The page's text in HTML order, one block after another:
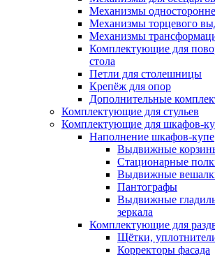
Механизмы
Механизмы торцевого
Механизмы
Комплектующие для
стола
Петли для столешницы
Крепёж для опор
Дополнительные
Комплектующие для стульев
Комплектующие для шкафов-
Наполнение шкафов-купе
Выдвижные
Стационарные
Выдвижные
Пантографы
Выдвижные
зеркала
Комплектующие для
Щётки,
Корректоры фасада